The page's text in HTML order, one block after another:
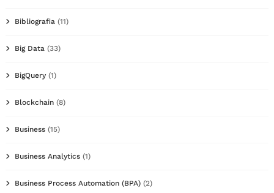
Bibliografia (11)
Big Data (33)
BigQuery (1)
Blockchain (8)
Business (15)
Business Analytics (1)
Business Process Automation (BPA) (2)